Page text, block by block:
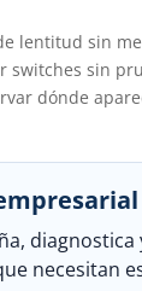
lentitud sin
switches sin
dónde
necesitan